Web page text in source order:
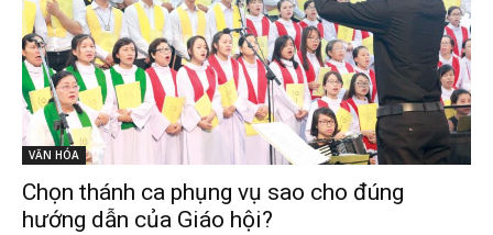
VĂN HÓA
Chọn thánh ca phụng vụ sao cho đúng
hướng dẫn của Giáo hội?